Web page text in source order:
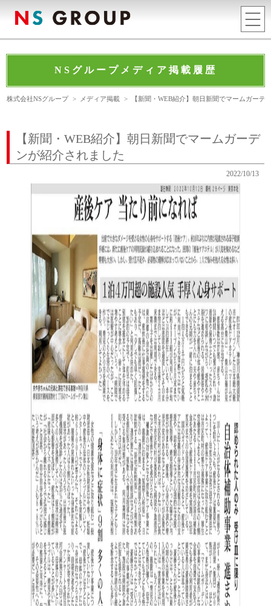
NSグループメディア掲載履歴
株式会社NSグループ > メディア掲載 > 【新聞・WEB紹介】朝日新聞でマームガーデ
【新聞・WEB紹介】朝日新聞でマームガーデ
ンが紹介されました
2022/10/13